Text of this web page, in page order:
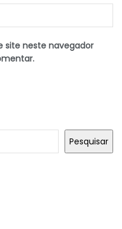
site neste navegador
Pesquisar